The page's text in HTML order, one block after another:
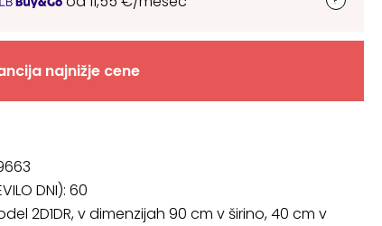
najnižje cene
DNI): 60
2D1DR, v dimenzijah 90 cm v širino, 40 cm v